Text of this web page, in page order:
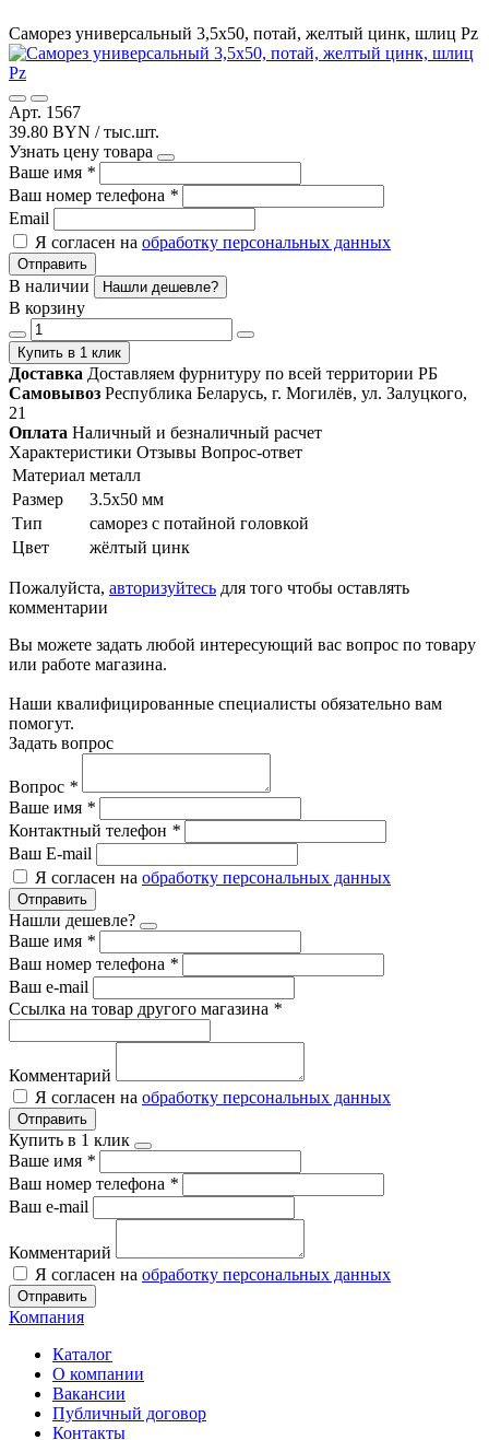
Саморез универсальный 3,5х50, потай, желтый цинк, шлиц Pz
Арт. 1567
39.80 BYN / тыс.шт.
Узнать цену товара
Ваше имя *
Ваш номер телефона *
Email
Я согласен на обработку персональных данных
Отправить
В наличии Нашли дешевле?
В корзину
Купить в 1 клик
Доставка Доставляем фурнитуру по всей территории РБ
Самовывоз Республика Беларусь, г. Могилёв, ул. Залуцкого,
21
Оплата Наличный и безналичный расчет
Характеристики Отзывы Вопрос-ответ
Материал металл
Размер
3.5x50 мм
Тип
саморез с потайной головкой
Цвет
жёлтый цинк
Пожалуйста, авторизуйтесь для того чтобы оставлять
комментарии
Вы можете задать любой интересующий вас вопрос по товару
или работе магазина.
Наши квалифицированные специалисты обязательно вам
помогут.
Задать вопрос
Вопрос *
Ваше имя *
Контактный телефон *
Ваш E-mail
Я согласен на обработку персональных данных
Отправить
Нашли дешевле?
Ваше имя *
Ваш номер телефона *
Ваш e-mail
Ссылка на товар другого магазина *
Комментарий
Я согласен на обработку персональных данных
Отправить
Купить в 1 клик
Ваше имя *
Ваш номер телефона *
Ваш e-mail
Комментарий
Я согласен на обработку персональных данных
Отправить
Компания
Каталог
О компании
Вакансии
Публичный договор
Контакты